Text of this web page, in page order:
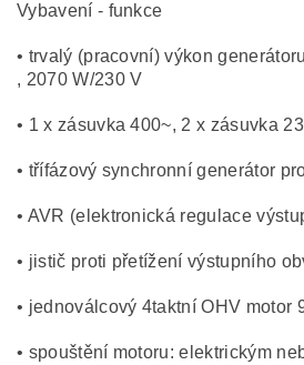
Vybavení - funkce
• trvalý (pracovní) výkon
, 2070 W/230 V
• 1 x zásuvka 400~, 2 x zásuvka
• třífázový synchronní generátor
• AVR (elektronická regulace
• jistič proti přetížení výstupního
• jednoválcový 4taktní OHV motor
• spouštění motoru: elektrickým